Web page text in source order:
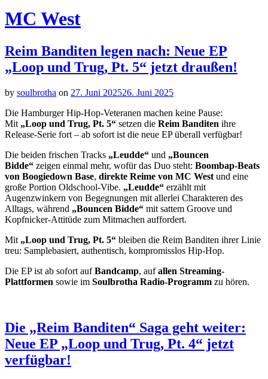
MC West
Reim Banditen legen nach: Neue EP
„Loop und Trug, Pt. 5“ jetzt draußen!
by soulbrotha on 27. Juni 202526. Juni 2025
Die Hamburger Hip-Hop-Veteranen machen keine Pause:
Mit „Loop und Trug, Pt. 5“ setzen die Reim Banditen ihre
Release-Serie fort – ab sofort ist die neue EP überall verfügbar!
Die beiden frischen Tracks „Leudde“ und „Bouncen
Bidde“ zeigen einmal mehr, wofür das Duo steht: Boombap-Beats
von Boogiedown Base, direkte Reime von MC West und eine
große Portion Oldschool-Vibe. „Leudde“ erzählt mit
Augenzwinkern von Begegnungen mit allerlei Charakteren des
Alltags, während „Bouncen Bidde“ mit sattem Groove und
Kopfnicker-Attitüde zum Mitmachen auffordert.
Mit „Loop und Trug, Pt. 5“ bleiben die Reim Banditen ihrer Linie
treu: Samplebasiert, authentisch, kompromisslos Hip-Hop.
Die EP ist ab sofort aufBandcamp, aufallen Streaming-
Plattformen sowie im Soulbrotha Radio-Programm zu hören.
Die „Reim Banditen“ Saga geht weiter:
Neue EP „Loop und Trug, Pt. 4“ jetzt
verfügbar!